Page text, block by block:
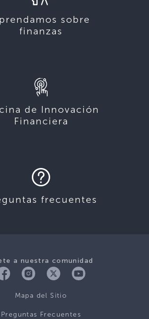
sobre
finanzas
de Innovación
Financiera
frecuentes
a nuestra comunidad
Mapa del Sitio
Preguntas Frecuentes